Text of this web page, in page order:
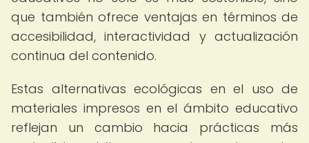
que también ofrece ventajas en términos de
accesibilidad, interactividad y actualización
continua del contenido.
Estas alternativas ecológicas en el uso de
materiales impresos en el ámbito educativo
reflejan un cambio hacia prácticas más